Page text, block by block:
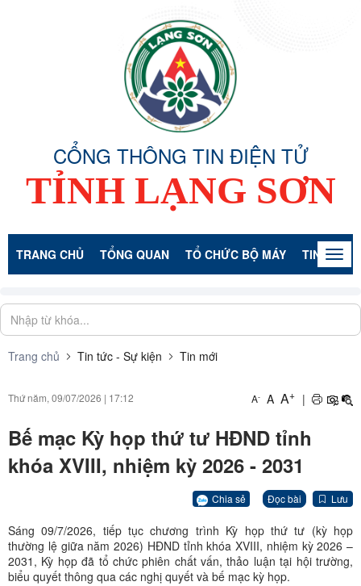
CỔNG THÔNG TIN ĐIỆN TỬ
TỈNH LẠNG SƠN
TRANG CHỦ TỔNG QUAN TỔ CHỨC BỘ MÁY TIN TỨC -
Trang chủ Tin tức - Sự kiện Tin mới
Thứ năm, 09/07/2026 | 17:12 A- A A+ |
Bế mạc Kỳ họp thứ tư HĐND tỉnh
khóa XVIII, nhiệm kỳ 2026 - 2031
Chia sẻ Đọc bài Lưu
Sáng 09/7/2026, tiếp tục chương trình Kỳ họp thứ tư (kỳ họp
thường lệ giữa năm 2026) HĐND tỉnh khóa XVIII, nhiệm kỳ 2026 –
2031, Kỳ họp đã tổ chức phiên chất vấn, thảo luận tại hội trường,
biểu quyết thông qua các nghị quyết và bế mạc kỳ họp.